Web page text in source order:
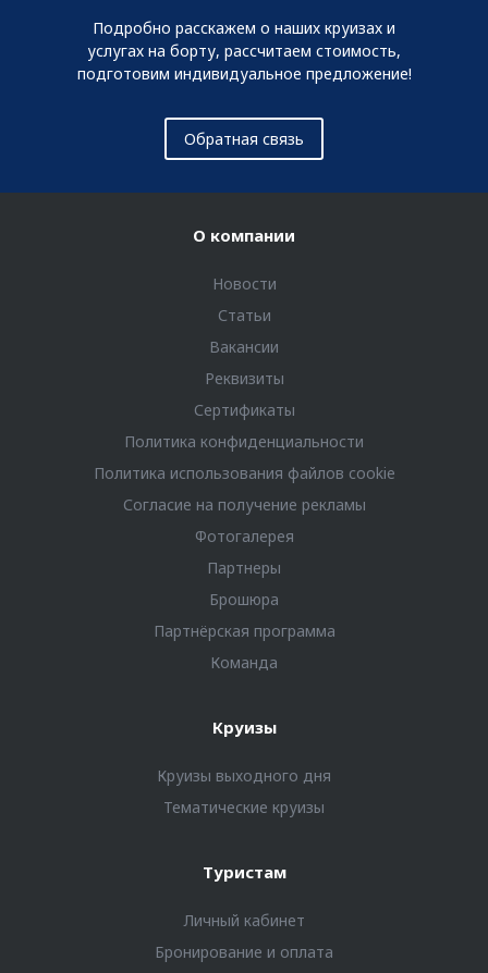
Подробно расскажем о наших круизах и
услугах на борту, рассчитаем стоимость,
подготовим индивидуальное предложение!
Обратная связь
О компании
Новости
Статьи
Вакансии
Реквизиты
Сертификаты
Политика конфиденциальности
Политика использования файлов cookie
Согласие на получение рекламы
Фотогалерея
Партнеры
Брошюра
Партнёрская программа
Команда
Круизы
Круизы выходного дня
Тематические круизы
Туристам
Личный кабинет
Бронирование и оплата